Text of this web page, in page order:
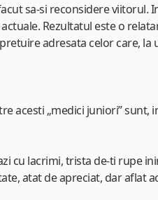
sa-si reconsidere viitorul.
Rezultatul este o
adresata celor care, la
acesti „medici juniori” sunt,
cu lacrimi, trista de-ti rupe
atat de apreciat, dar aflat